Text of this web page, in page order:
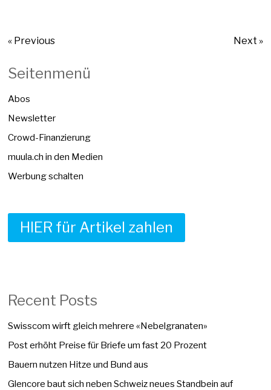
« Previous Next »
Seitenmenü
Abos
Newsletter
Crowd-Finanzierung
muula.ch in den Medien
Werbung schalten
HIER für Artikel zahlen
Recent Posts
Swisscom wirft gleich mehrere «Nebelgranaten»
Post erhöht Preise für Briefe um fast 20 Prozent
Bauern nutzen Hitze und Bund aus
Glencore baut sich neben Schweiz neues Standbein auf